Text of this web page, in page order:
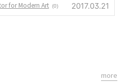
for Modern Art (0) 2017.03.21
more